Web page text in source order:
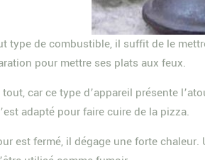
type de combustible, il suffit de le
pour mettre ses plats aux feux.
tout, car ce type d’appareil présente
adapté pour faire cuire de la pizza.
est fermé, il dégage une forte